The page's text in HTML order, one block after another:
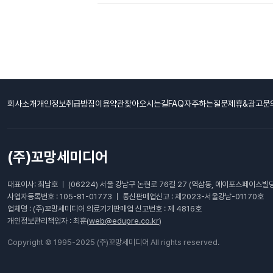
회사소개개인정보취급방침이용약관찾아오시는길FAQ자주하는질문제휴&광고문
(주)꼬망세미디어
대표이사: 최남호 ㅣ (06224) 서울 강남구 논현로 76길 27 (역삼동, 에이포스페이스빌
사업자등록번호 : 105-81-01773 ㅣ 통신판매업신고 : 제2023-서울강남-01170호
업체명 : (주)꼬망세미디어 의료기기판매업 신고번호 : 제 4816호
개인정보관리책임자 : 최훈(web@edupre.co.kr)
Copyright © 1995-2025 (주)꼬망세미디어 All rights reserved.